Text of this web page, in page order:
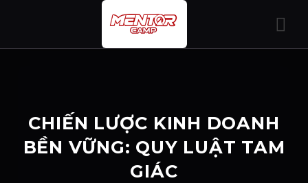
nội
CHIẾN LƯỢC KINH DOANH
BỀN VỮNG: QUY LUẬT TAM
GIÁC